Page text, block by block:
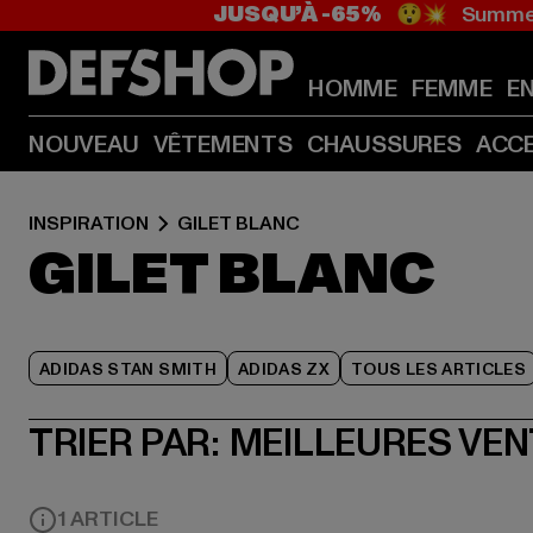
JUSQU’À -65% 😲💥
HOMME FEMME
NOUVEAU VÊTEMENTS CHAUSSURES
INSPIRATION GILET BLANC
GILET BLANC
ADIDAS STAN SMITH ADIDAS ZX TOUS LES ARTICLES
TRIER PAR: MEILLEURES
1 ARTICLE